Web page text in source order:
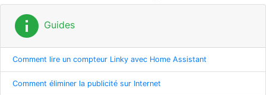
info Guides
Comment lire un compteur Linky avec Home Assistant
Comment éliminer la publicité sur Internet